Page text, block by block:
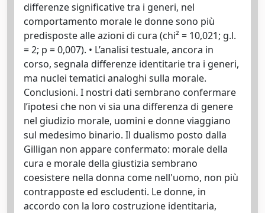
differenze significative tra i generi, nel
comportamento morale le donne sono più
predisposte alle azioni di cura (chi² = 10,021; g.l.
= 2; p = 0,007). • L’analisi testuale, ancora in
corso, segnala differenze identitarie tra i generi,
ma nuclei tematici analoghi sulla morale.
Conclusioni. I nostri dati sembrano confermare
l’ipotesi che non vi sia una differenza di genere
nel giudizio morale, uomini e donne viaggiano
sul medesimo binario. Il dualismo posto dalla
Gilligan non appare confermato: morale della
cura e morale della giustizia sembrano
coesistere nella donna come nell'uomo, non più
contrapposte ed escludenti. Le donne, in
accordo con la loro costruzione identitaria,